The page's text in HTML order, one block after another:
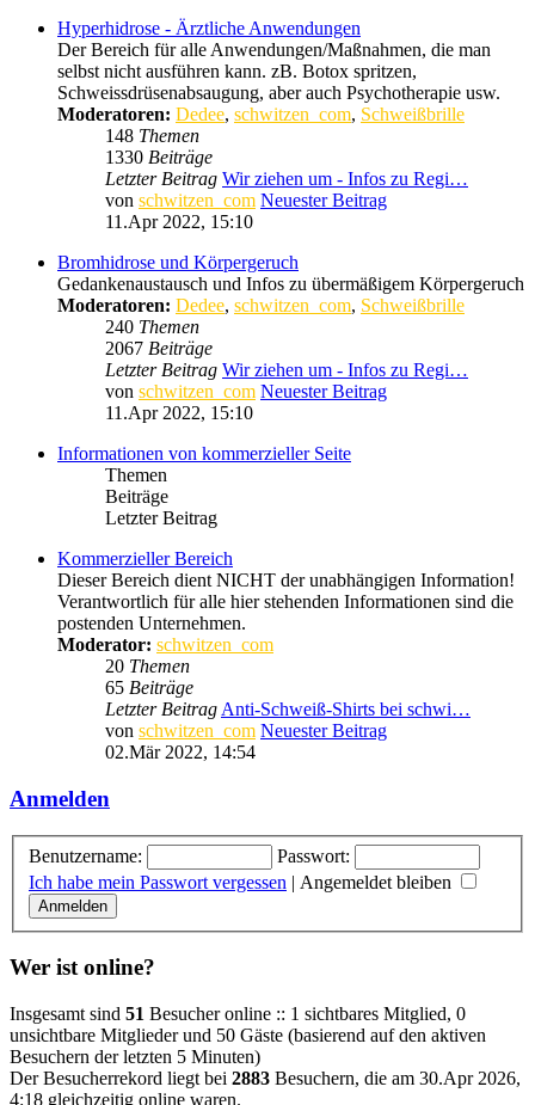
Hyperhidrose - Ärztliche Anwendungen
Der Bereich für alle Anwendungen/Maßnahmen, die man
selbst nicht ausführen kann. zB. Botox spritzen,
Schweissdrüsenabsaugung, aber auch Psychotherapie usw.
Moderatoren: Dedee, schwitzen_com, Schweißbrille
148 Themen
1330 Beiträge
Letzter Beitrag Wir ziehen um - Infos zu Regi…
von schwitzen_com Neuester Beitrag
11.Apr 2022, 15:10
Bromhidrose und Körpergeruch
Gedankenaustausch und Infos zu übermäßigem Körpergeruch
Moderatoren: Dedee, schwitzen_com, Schweißbrille
240 Themen
2067 Beiträge
Letzter Beitrag Wir ziehen um - Infos zu Regi…
von schwitzen_com Neuester Beitrag
11.Apr 2022, 15:10
Informationen von kommerzieller Seite
Themen
Beiträge
Letzter Beitrag
Kommerzieller Bereich
Dieser Bereich dient NICHT der unabhängigen Information!
Verantwortlich für alle hier stehenden Informationen sind die
postenden Unternehmen.
Moderator: schwitzen_com
20 Themen
65 Beiträge
Letzter BeitragAnti-Schweiß-Shirts bei schwi…
von schwitzen_com Neuester Beitrag
02.Mär 2022, 14:54
Anmelden
Benutzername:
Passwort:
Ich habe mein Passwort vergessen | Angemeldet bleiben
Wer ist online?
Insgesamt sind 51 Besucher online :: 1 sichtbares Mitglied, 0
unsichtbare Mitglieder und 50 Gäste (basierend auf den aktiven
Besuchern der letzten 5 Minuten)
Der Besucherrekord liegt bei 2883 Besuchern, die am 30.Apr 2026,
4:18 gleichzeitig online waren.